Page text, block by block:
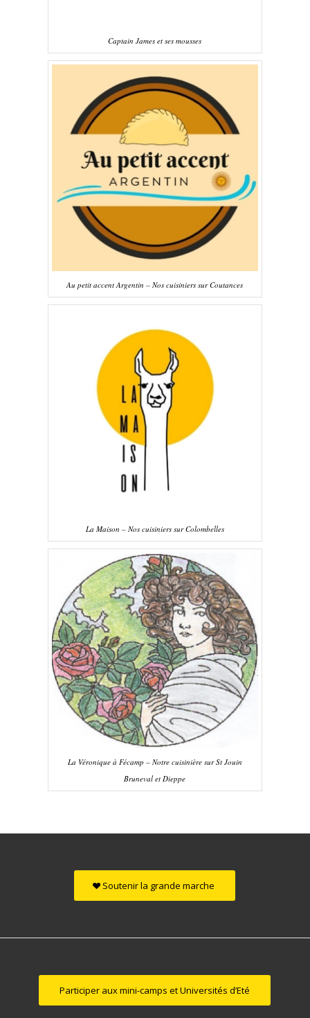
Captain James et ses mousses
Au petit accent Argentin – Nos cuisiniers sur Coutances
La Maison – Nos cuisiniers sur Colombelles
La Véronique à Fécamp – Notre cuisinière sur St Jouin
Bruneval et Dieppe
Soutenir la grande marche
Participer aux mini-camps et Universités d’Eté